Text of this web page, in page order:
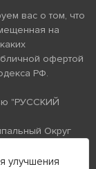
вас о том, что
на
офертой
РФ.
"РУССКИЙ
Округ
улучшения